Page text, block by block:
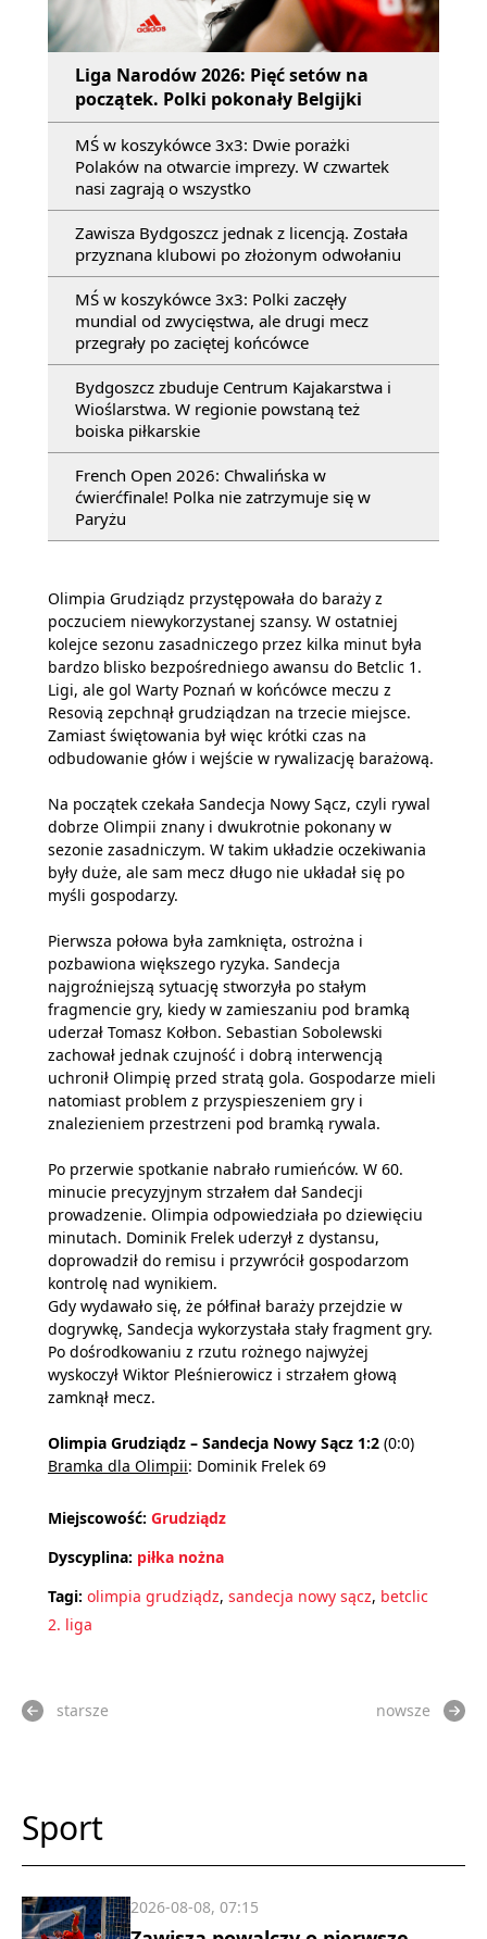
Liga Narodów 2026: Pięć setów na
początek. Polki pokonały Belgijki
MŚ w koszykówce 3x3: Dwie porażki
Polaków na otwarcie imprezy. W czwartek
nasi zagrają o wszystko
Zawisza Bydgoszcz jednak z licencją. Została
przyznana klubowi po złożonym odwołaniu
MŚ w koszykówce 3x3: Polki zaczęły
mundial od zwycięstwa, ale drugi mecz
przegrały po zaciętej końcówce
Bydgoszcz zbuduje Centrum Kajakarstwa i
Wioślarstwa. W regionie powstaną też
boiska piłkarskie
French Open 2026: Chwalińska w
ćwierćfinale! Polka nie zatrzymuje się w
Paryżu
Olimpia Grudziądz przystępowała do baraży z
poczuciem niewykorzystanej szansy. W ostatniej
kolejce sezonu zasadniczego przez kilka minut była
bardzo blisko bezpośredniego awansu do Betclic 1.
Ligi, ale gol Warty Poznań w końcówce meczu z
Resovią zepchnął grudziądzan na trzecie miejsce.
Zamiast świętowania był więc krótki czas na
odbudowanie głów i wejście w rywalizację barażową.
Na początek czekała Sandecja Nowy Sącz, czyli rywal
dobrze Olimpii znany i dwukrotnie pokonany w
sezonie zasadniczym. W takim układzie oczekiwania
były duże, ale sam mecz długo nie układał się po
myśli gospodarzy.
Pierwsza połowa była zamknięta, ostrożna i
pozbawiona większego ryzyka. Sandecja
najgroźniejszą sytuację stworzyła po stałym
fragmencie gry, kiedy w zamieszaniu pod bramką
uderzał Tomasz Kołbon. Sebastian Sobolewski
zachował jednak czujność i dobrą interwencją
uchronił Olimpię przed stratą gola. Gospodarze mieli
natomiast problem z przyspieszeniem gry i
znalezieniem przestrzeni pod bramką rywala.
Po przerwie spotkanie nabrało rumieńców. W 60.
minucie precyzyjnym strzałem dał Sandecji
prowadzenie. Olimpia odpowiedziała po dziewięciu
minutach. Dominik Frelek uderzył z dystansu,
doprowadził do remisu i przywrócił gospodarzom
kontrolę nad wynikiem.
Gdy wydawało się, że półfinał baraży przejdzie w
dogrywkę, Sandecja wykorzystała stały fragment gry.
Po dośrodkowaniu z rzutu rożnego najwyżej
wyskoczył Wiktor Pleśnierowicz i strzałem głową
zamknął mecz.
Olimpia Grudziądz – Sandecja Nowy Sącz 1:2 (0:0)
Bramka dla Olimpii: Dominik Frelek 69
Miejscowość: Grudziądz
Dyscyplina: piłka nożna
Tagi: olimpia grudziądz, sandecja nowy sącz, betclic
2. liga
starsze nowsze
Sport
2026-08-08, 07:15